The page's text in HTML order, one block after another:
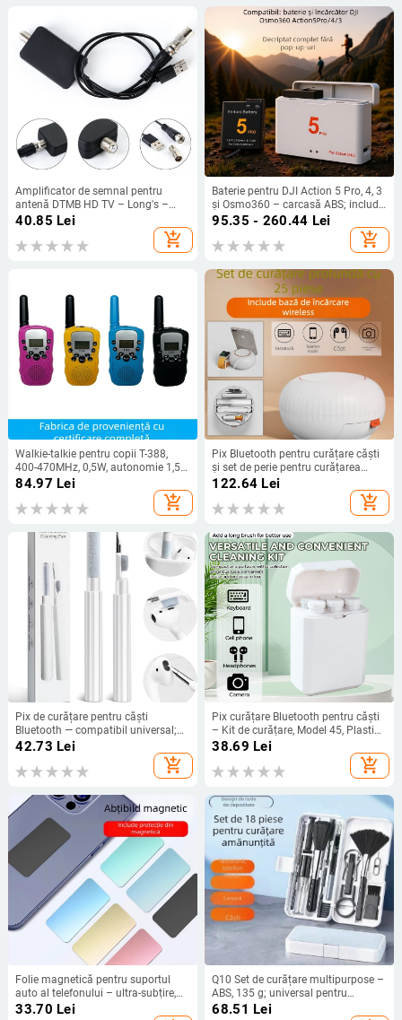
Amplificator de semnal pentru
antenă DTMB HD TV – Long's –
Brand privat autorizat
40.85 Lei
add_shopping_cart
Baterie pentru DJI Action 5 Pro, 4, 3
și Osmo360 – carcasă ABS; include
baterie și cutie
95.35 - 260.44 Lei
add_shopping_cart
Walkie-talkie pentru copii T-388,
400-470MHz, 0,5W, autonomie 1,5–
3km, 4 baterii AA, cu display
84.97 Lei
add_shopping_cart
Pix Bluetooth pentru curățare căști
și set de perie pentru curățarea
tastaturii - compatibil cu
calculatorul și telefonul mobil,
model q6x, piele PU
122.64 Lei
add_shopping_cart
Pix de curățare pentru căști
Bluetooth — compatibil universal;
corp din plastic; model Q2; greutate
14,7 g; Funcție: curățare căști,
telefoane mobile și alte dispozitive
42.73 Lei
add_shopping_cart
Pix curățare Bluetooth pentru căști
– Kit de curățare, Model 45, Plastic,
Greutate 16
38.69 Lei
add_shopping_cart
Folie magnetică pentru suportul
auto al telefonului – ultra-subțire,
model 1, compatibil universal.
33.70 Lei
Q10 Set de curățare multipurpose –
ABS, 135 g; universal pentru
telefoane, tablete și tastaturi; 100
68.51 Lei